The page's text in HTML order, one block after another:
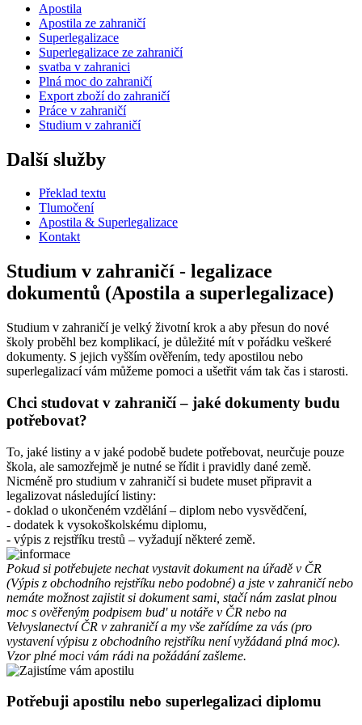
Apostila
Apostila ze zahraničí
Superlegalizace
Superlegalizace ze zahraničí
svatba v zahranici
Plná moc do zahraničí
Export zboží do zahraničí
Práce v zahraničí
Studium v zahraničí
Další služby
Překlad textu
Tlumočení
Apostila & Superlegalizace
Kontakt
Studium v zahraničí - legalizace
dokumentů (Apostila a superlegalizace)
Studium v zahraničí je velký životní krok a aby přesun do nové
školy proběhl bez komplikací, je důležité mít v pořádku veškeré
dokumenty. S jejich vyšším ověřením, tedy apostilou nebo
superlegalizací vám můžeme pomoci a ušetřit vám tak čas i starosti.
Chci studovat v zahraničí – jaké dokumenty budu
potřebovat?
To, jaké listiny a v jaké podobě budete potřebovat, neurčuje pouze
škola, ale samozřejmě je nutné se řídit i pravidly dané země.
Nicméně pro studium v zahraničí si budete muset připravit a
legalizovat následující listiny:
- doklad o ukončeném vzdělání – diplom nebo vysvědčení,
- dodatek k vysokoškolskému diplomu,
- výpis z rejstříku trestů – vyžadují některé země.
Pokud si potřebujete nechat vystavit dokument na úřadě v ČR
(Výpis z obchodního rejstříku nebo podobné) a jste v zahraničí nebo
nemáte možnost zajistit si dokument sami, stačí nám zaslat plnou
moc s ověřeným podpisem bud' u notáře v ČR nebo na
Velvyslanectví ČR v zahraničí a my vše zařídíme za vás (pro
vystavení výpisu z obchodního rejstříku není vyžádaná plná moc).
Vzor plné moci vám rádi na požádání zašleme.
Potřebuji apostilu nebo superlegalizaci diplomu